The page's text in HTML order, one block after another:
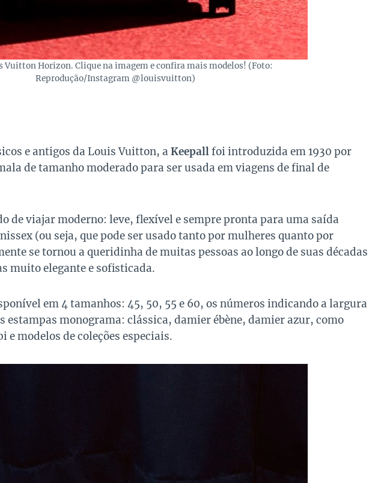
Vuitton Horizon. Clique na imagem e confira mais modelos! (Foto:
Reprodução/Instagram @louisvuitton)
e antigos da Louis Vuitton, a Keepallfoi introduzida em 1930 por
de tamanho moderado para ser usada em viagens de final de
de viajar moderno: leve, flexível e sempre pronta para uma saída
(ou seja, que pode ser usado tanto por mulheres quanto por
se tornou a queridinha de muitas pessoas ao longo de suas décadas
muito elegante e sofisticada.
em 4 tamanhos: 45, 50, 55 e 60, os números indicando a largura
estampas monograma: clássica, damier ébène, damier azur, como
e modelos de coleções especiais.